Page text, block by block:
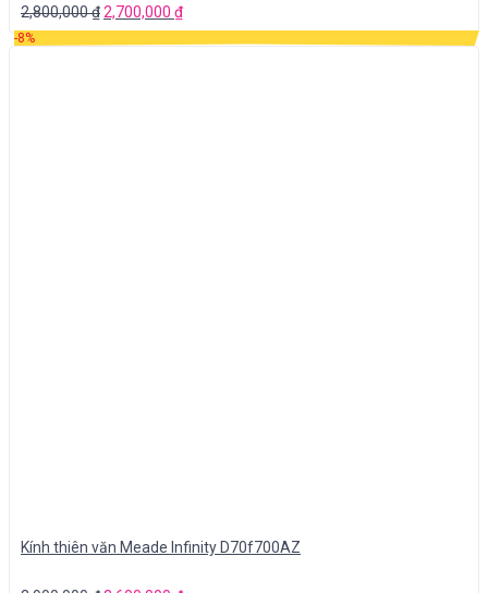
2,800,000₫2,700,000 ₫
-8%
Kính thiên văn Meade Infinity D70f700AZ